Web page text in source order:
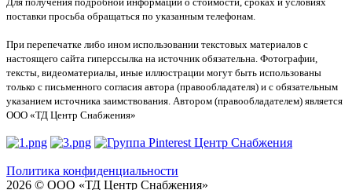
поставки просьба обращаться по указанным телефонам.
При перепечатке либо ином использовании текстовых материалов с
настоящего сайта гиперссылка на источник обязательна. Фотографии,
тексты, видеоматериалы, иные иллюстрации могут быть использованы
только с письменного согласия автора (правообладателя) и с обязательным
указанием источника заимствования. Автором (правообладателем) является
ООО «ТД Центр Снабжения»
Политика конфиденциальности
2026 © ООО «ТД Центр Снабжения»